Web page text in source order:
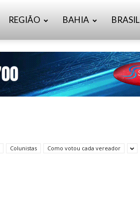
REGIÃO BAHIA BRASIL
Colunistas Como votou cada vereador